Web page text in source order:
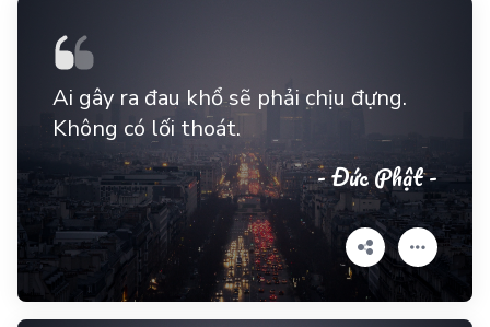
Ai gây ra đau khổ sẽ phải chịu đựng.
Không có lối thoát.
- Đức Phật -